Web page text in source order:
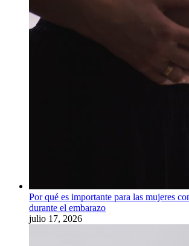
Por qué es importante para las mujeres
durante el embarazo
julio 17, 2026